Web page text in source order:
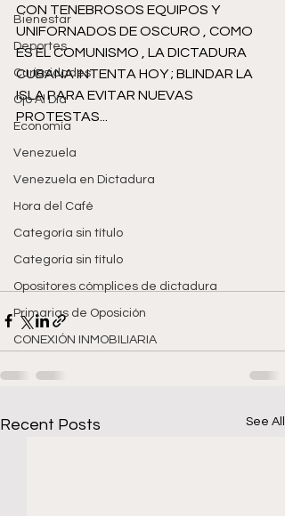
Bienestar
Deportes
Curiosidades
Ojo Al Día
Economía
Venezuela
Venezuela en Dictadura
Hora del Café
Categoría sin título
Categoría sin título
Opositores cómplices de dictadura
Primarias de Oposición
CONEXIÓN INMOBILIARIA
CON TENEBROSOS EQUIPOS Y
UNIFORNADOS DE OSCURO , COMO
ES EL COMUNISMO , LA DICTADURA
CUBANA INTENTA HOY ; BLINDAR LA
ISLA PARA EVITAR NUEVAS
PROTESTAS...
Recent Posts See All